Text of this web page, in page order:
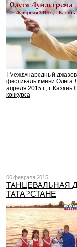
I Международный
фестиваль имени Олега
апреля 2015 г., г. Казань
конкурса
06 февраля 2015
ТАНЦЕВАЛЬНАЯ
ТАТАРСТАНЕ